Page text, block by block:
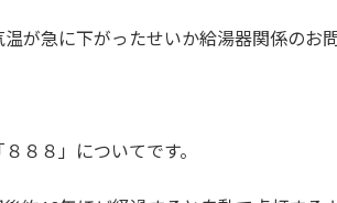
が急に下がったせいか給湯器関係のお
８８」についてです。